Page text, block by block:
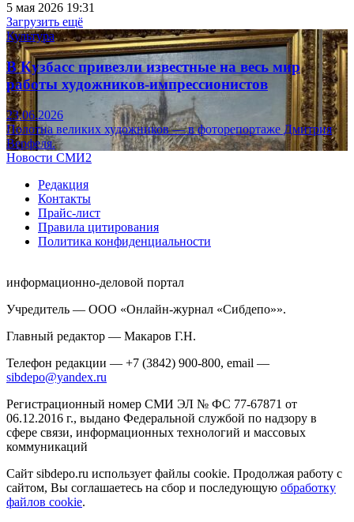
5 мая 2026 19:31
Загрузить ещё
Культура
В Кузбасс привезли известные на весь мир
работы художников-импрессионистов
23.06.2026
Полотна великих художников — в фоторепортаже Дмитрия
Верфеля.
Новости СМИ2
Редакция
Контакты
Прайс-лист
Правила цитирования
Политика конфиденциальности
информационно-деловой портал
Учредитель — ООО «Онлайн-журнал «Сибдепо»».
Главный редактор — Макаров Г.Н.
Телефон редакции — +7 (3842) 900-800, email —
sibdepo@yandex.ru
Регистрационный номер СМИ ЭЛ № ФС 77-67871 от
06.12.2016 г., выдано Федеральной службой по надзору в
сфере связи, информационных технологий и массовых
коммуникаций
Сайт sibdepo.ru использует файлы cookie. Продолжая работу с
сайтом, Вы соглашаетесь на сбор и последующую обработку
файлов cookie.